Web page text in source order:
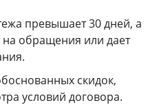
превышает 30 дней, а
на обращения или дает
скидок,
условий договора.